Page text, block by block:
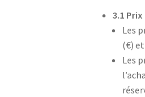
3.1 Prix
Les
(€)
Les